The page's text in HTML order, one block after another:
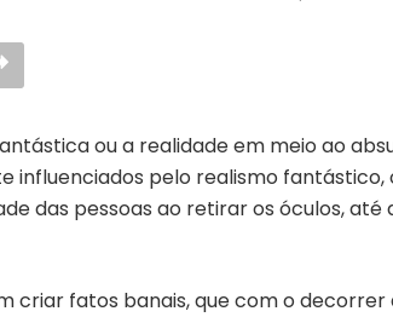
ou a realidade em meio ao
influenciados pelo realismo
das pessoas ao retirar os óculos,
criar fatos banais, que com o